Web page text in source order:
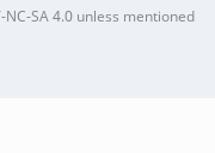
NC-SA 4.0unless mentioned